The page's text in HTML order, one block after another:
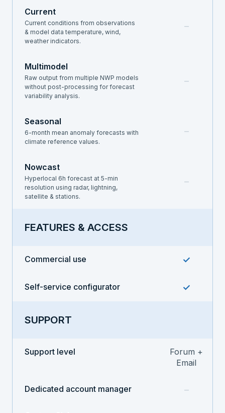
Current
Current conditions from observations
& model data temperature, wind,
weather indicators.
–
Multimodel
Raw output from multiple NWP models
without post-processing for forecast
variability analysis.
–
Seasonal
6-month mean anomaly forecasts with
climate reference values.
–
Nowcast
Hyperlocal 6h forecast at 5-min
resolution using radar, lightning,
satellite & stations.
–
FEATURES & ACCESS
Commercial use ✓
Self-service configurator ✓
SUPPORT
Support level
Forum +
Email
Dedicated account manager –